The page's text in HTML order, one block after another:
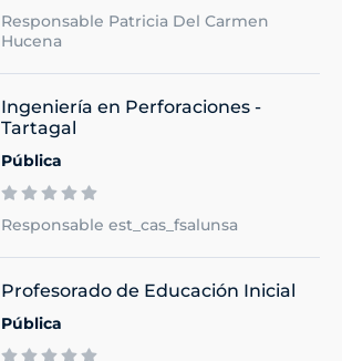
Responsable Patricia Del Carmen
Hucena
Ingeniería en Perforaciones -
Tartagal
Pública
Responsable est_cas_fsalunsa
Profesorado de Educación Inicial
Pública